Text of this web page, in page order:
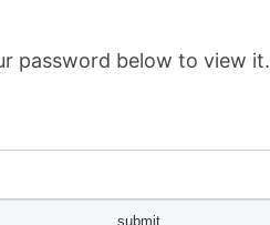
password below to view it.